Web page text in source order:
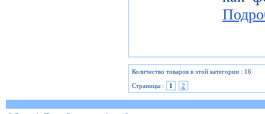
Количество товаров в этой категории : 16
Страницы :
1 2